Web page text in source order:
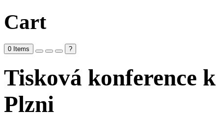
Cart
0 Items ?
Tisková konference
Plzni